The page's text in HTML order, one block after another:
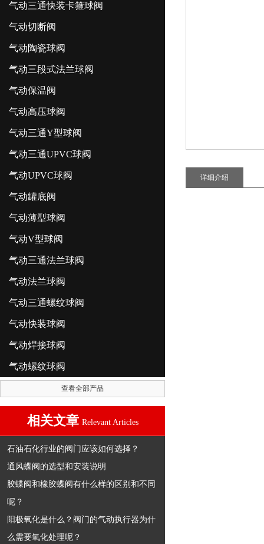
气动三通快装卡箍球阀
气动切断阀
气动陶瓷球阀
气动三段式法兰球阀
气动保温阀
气动高压球阀
气动三通Y型球阀
气动三通UPVC球阀
气动UPVC球阀
气动罐底阀
气动薄型球阀
气动V型球阀
气动三通法兰球阀
气动法兰球阀
气动三通螺纹球阀
气动快装球阀
气动焊接球阀
气动螺纹球阀
查看全部产品
相关文章 Relevant Articles
石油石化行业的阀门应该如何选择？
通风蝶阀的选型和安装说明
胶蝶阀和橡胶蝶阀有什么样的区别和不同
呢？
阳极氧化是什么？阀门的气动执行器为什
么需要氧化处理呢？
详细介绍